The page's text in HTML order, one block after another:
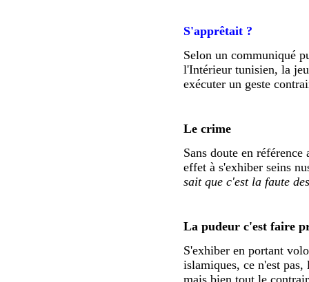
S'apprêtait ?
Selon un communiqué
l'Intérieur tunisien, la
exécuter un geste
Le crime
Sans doute en
effet à s'exhiber seins
sait que c'est la faute
La pudeur c'est faire
S'exhiber en portant
islamiques, ce n'est
mais bien tout le